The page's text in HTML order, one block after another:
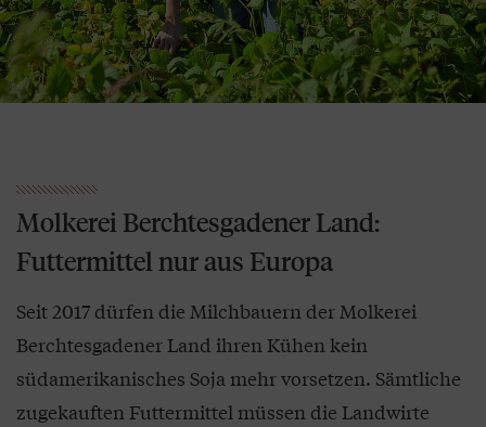
Molkerei Berchtesgadener Land:
Futtermittel nur aus Europa
Seit 2017 dürfen die Milchbauern der Molkerei
Berchtesgadener Land ihren Kühen kein
südamerikanisches Soja mehr vorsetzen. Sämtliche
zugekauften Futtermittel müssen die Landwirte